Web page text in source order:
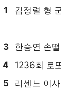
1 김정렬 형
3 한승연 손
4 1236회 로
5 리센느 이